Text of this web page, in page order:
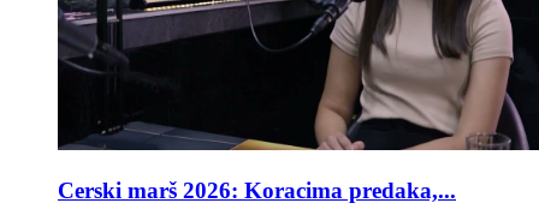
Cerski marš 2026: Koracima predaka,...